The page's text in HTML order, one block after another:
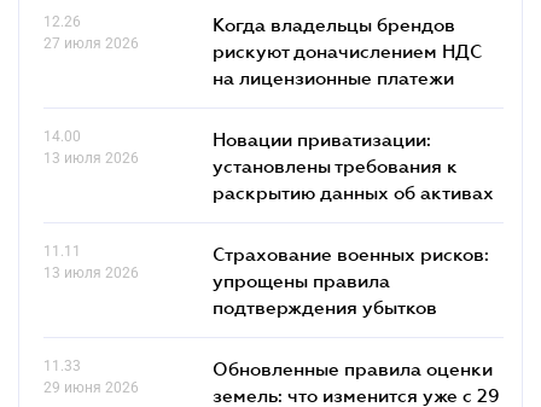
12.26
27 июля 2026
Когда владельцы брендов
рискуют доначислением НДС
на лицензионные платежи
14.00
13 июля 2026
Новации приватизации:
установлены требования к
раскрытию данных об активах
11.11
13 июля 2026
Страхование военных рисков:
упрощены правила
подтверждения убытков
11.33
29 июня 2026
Обновленные правила оценки
земель: что изменится уже с 29